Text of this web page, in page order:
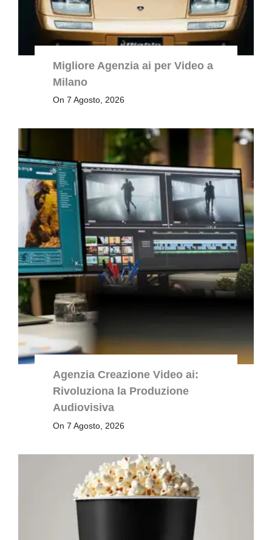
Migliore Agenzia ai per Video a
Milano
On 7 Agosto, 2026
Agenzia Creazione Video ai:
Rivoluziona la Produzione
Audiovisiva
On 7 Agosto, 2026